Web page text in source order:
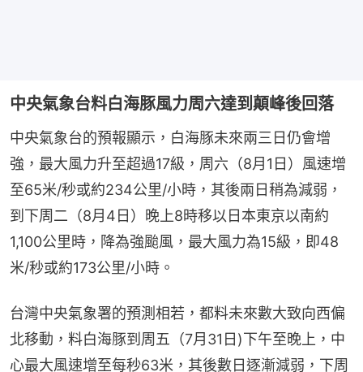
中央氣象台料白海豚風力周六達到顛峰後回落
中央氣象台的預報顯示，白海豚未來兩三日仍會增
強，最大風力升至超過17級，周六（8月1日）風速增
至65米/秒或約234公里/小時，其後兩日稍為減弱，
到下周二（8月4日）晚上8時移以日本東京以南約
1,100公里時，降為強颱風，最大風力為15級，即48
米/秒或約173公里/小時。
台灣中央氣象署的預測相若，都料未來數大致向西偏
北移動，料白海豚到周五（7月31日)下午至晚上，中
心最大風速增至每秒63米，其後數日逐漸減弱，下周